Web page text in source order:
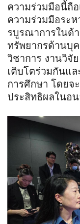
ความร่วมมือนี้ถื
ความร่วมมือระห
รบูรณาการในด้
ทรัพยากรด้านบุ
วิชาการ งานวิจั
เติบโตร่วมกันแ
การศึกษา โดยจ
ประสิทธิผลในอ